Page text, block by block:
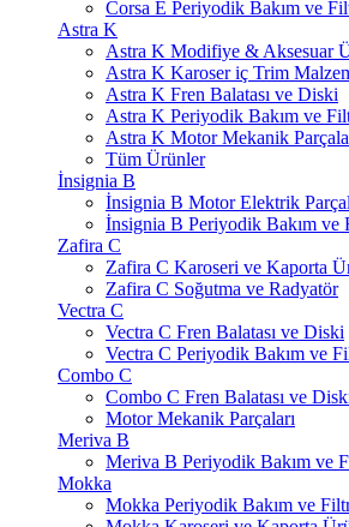
Corsa E Periyodik Bakım ve
Astra K
Astra K Modifiye & Aksesuar
Astra K Karoser iç Trim
Astra K Fren Balatası ve Diski
Astra K Periyodik Bakım ve
Astra K Motor Mekanik
Tüm Ürünler
İnsignia B
İnsignia B Motor Elektrik
İnsignia B Periyodik Bakım ve
Zafira C
Zafira C Karoseri ve Kaporta
Zafira C Soğutma ve Radyatör
Vectra C
Vectra C Fren Balatası ve Diski
Vectra C Periyodik Bakım ve
Combo C
Combo C Fren Balatası ve
Motor Mekanik Parçaları
Meriva B
Meriva B Periyodik Bakım ve
Mokka
Mokka Periyodik Bakım ve